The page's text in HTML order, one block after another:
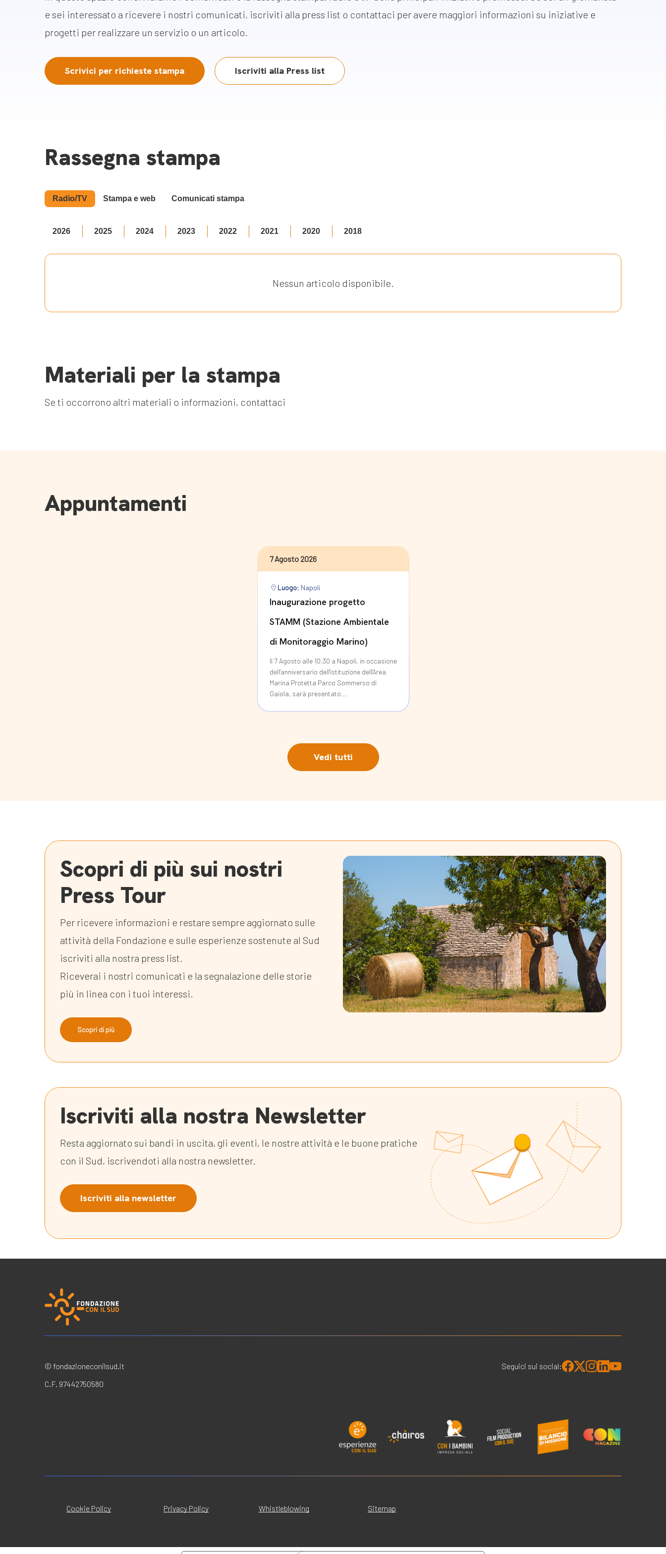
e sei interessato a ricevere i nostri comunicati, iscriviti alla press list o contattaci per avere maggiori informazioni su iniziative e
progetti per realizzare un servizio o un articolo.
Scrivici per richieste stampa Iscriviti alla Press list
Rassegna stampa
Radio/TV Stampa e web Comunicati stampa
2026 2025 2024 2023 2022 2021 2020 2018
Nessun articolo disponibile.
Materiali per la stampa
Se ti occorrono altri materiali o informazioni, contattaci
Appuntamenti
7 Agosto 2026
Luogo: Napoli
Inaugurazione progetto
STAMM (Stazione Ambientale
di Monitoraggio Marino)
Il 7 Agosto alle 10.30 a Napoli, in occasione
dell'anniversario dell'istituzione dell'Area
Marina Protetta Parco Sommerso di
Gaiola, sarà presentato...
Vedi tutti
Scopri di più sui nostri
Press Tour
Per ricevere informazioni e restare sempre aggiornato sulle
attività della Fondazione e sulle esperienze sostenute al Sud
iscriviti alla nostra press list.
Riceverai i nostri comunicati e la segnalazione delle storie
più in linea con i tuoi interessi.
Scopri di più
Iscriviti alla nostra Newsletter
Resta aggiornato sui bandi in uscita, gli eventi, le nostre attività e le buone pratiche
con il Sud, iscrivendoti alla nostra newsletter.
Iscriviti alla newsletter
© fondazioneconilsud.it
C.F. 97442750580
Seguici sui social:
Cookie Policy Privacy Policy Whistleblowing Sitemap
Bilancio di missione
News e appuntamenti
News
Appuntamenti
Videomagazine e blog
progetti